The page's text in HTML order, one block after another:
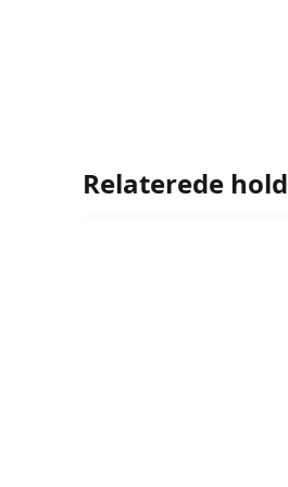
Relaterede hold